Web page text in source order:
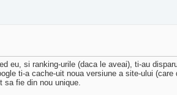
eu, si ranking-urile (daca le aveai), ti-au
ti-a cache-uit noua versiune a site-ului
sa fie din nou unique.